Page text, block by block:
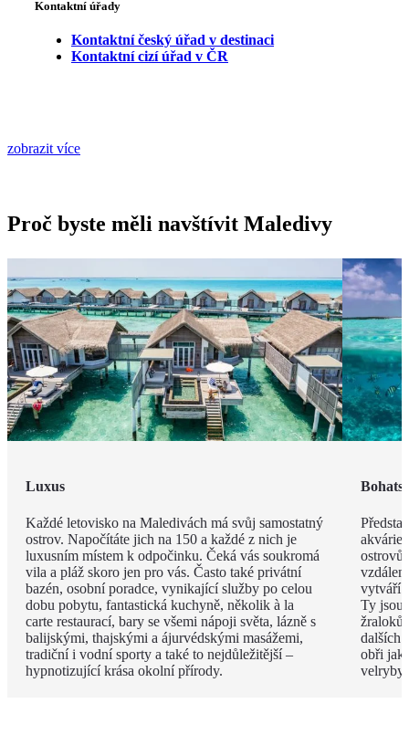
Kontaktní úřady
Kontaktní český úřad v destinaci
Kontaktní cizí úřad v ČR
zobrazit více
Proč byste měli navštívit Maledivy
Luxus
Každé letovisko na Maledivách má svůj samostatný
ostrov. Napočítáte jich na 150 a každé z nich je
luxusním místem k odpočinku. Čeká vás soukromá
vila a pláž skoro jen pro vás. Často také privátní
bazén, osobní poradce, vynikající služby po celou
dobu pobytu, fantastická kuchyně, několik à la
carte restaurací, bary se všemi nápoji světa, lázně s
balijskými, thajskými a ájurvédskými masážemi,
tradiční i vodní sporty a také to nejdůležitější –
hypnotizující krása okolní přírody.
ostrovů
vytváří
Ty jsou
dalších
obři
velryby.